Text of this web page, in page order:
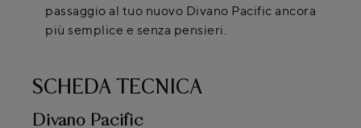
passaggio al tuo nuovo Divano Pacific ancora
più semplice e senza pensieri.
SCHEDA TECNICA
Divano Pacific